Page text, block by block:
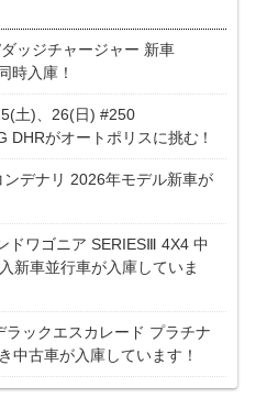
ッジチャージャー 新車
時入庫！
土)、26(日) #250
がオートポリスに挑む！
ンデナリ 2026年モデル新車が
ドワゴニア SERIESⅢ 4X4 中
新車並行車が入庫していま
ラックエスカレード プラチナ
中古車が入庫しています！